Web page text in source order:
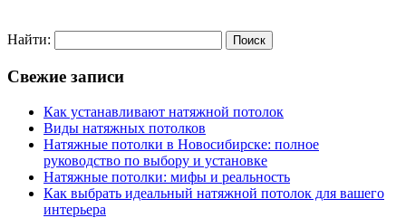
Найти:
Свежие записи
Как устанавливают натяжной потолок
Виды натяжных потолков
Натяжные потолки в Новосибирске: полное
руководство по выбору и установке
Натяжные потолки: мифы и реальность
Как выбрать идеальный натяжной потолок для вашего
интерьера